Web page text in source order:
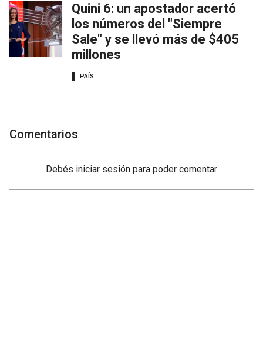
Quini 6: un apostador acertó
los números del "Siempre
Sale" y se llevó más de $405
millones
PAÍS
Comentarios
Debés iniciar sesión para poder comentar